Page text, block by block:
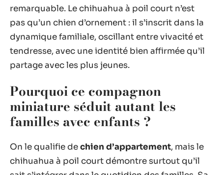
remarquable. Le chihuahua à poil court n’est
pas qu’un chien d’ornement : il s’inscrit dans la
dynamique familiale, oscillant entre vivacité et
tendresse, avec une identité bien affirmée qu’il
partage avec les plus jeunes.
Pourquoi ce compagnon
miniature séduit autant les
familles avec enfants ?
On le qualifie dechien d’appartement, mais le
chihuahua à poil court démontre surtout qu’il